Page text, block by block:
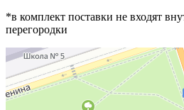
*в комплект поставки не входят
перегородки